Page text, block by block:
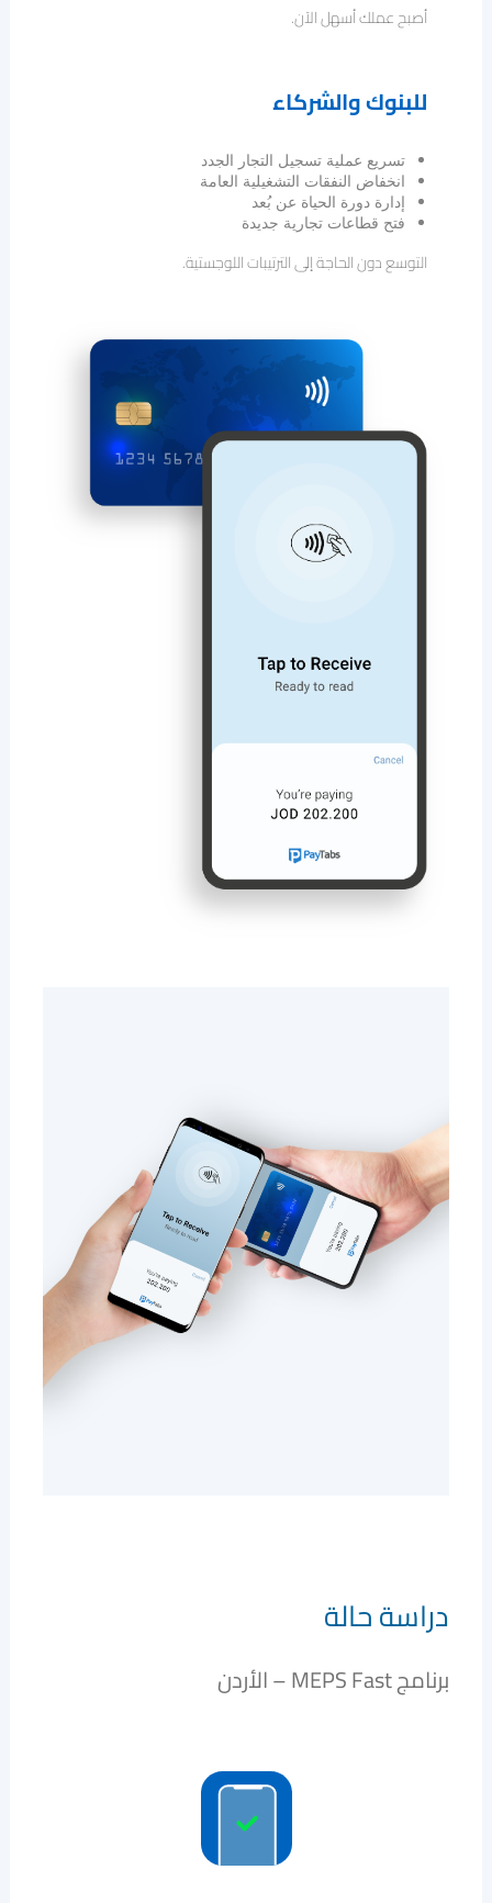
أصبح عملك أسهل الآن.
للبنوك والشركاء
تسريع عملية تسجيل التجار الجدد
انخفاض النفقات التشغيلية العامة
إدارة دورة الحياة عن بُعد
فتح قطاعات تجارية جديدة
التوسع دون الحاجة إلى الترتيبات اللوجستية.
دراسة حالة
برنامج MEPS Fast – الأردن